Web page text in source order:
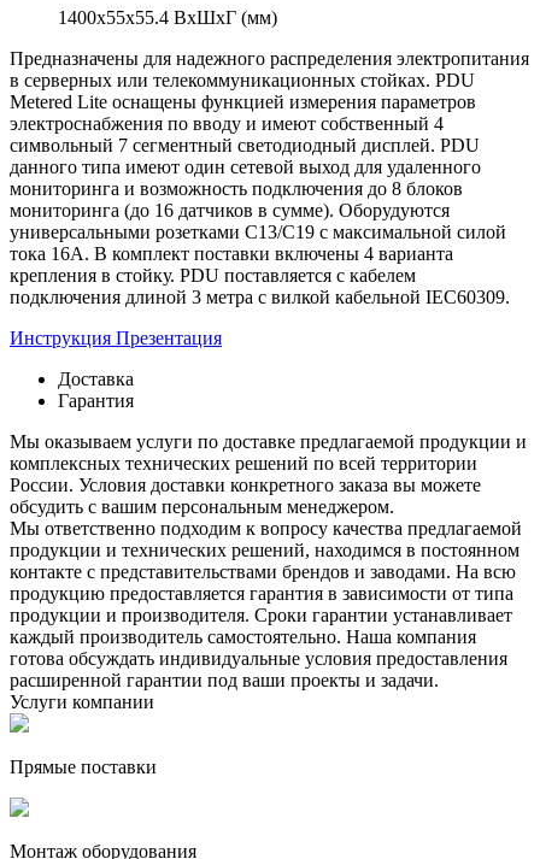
1400х55х55.4 ВхШхГ (мм)
Предназначены для надежного распределения электропитания
в серверных или телекоммуникационных стойках. PDU
Metered Lite оснащены функцией измерения параметров
электроснабжения по вводу и имеют собственный 4
символьный 7 сегментный светодиодный дисплей. PDU
данного типа имеют один сетевой выход для удаленного
мониторинга и возможность подключения до 8 блоков
мониторинга (до 16 датчиков в сумме). Оборудуются
универсальными розетками С13/С19 с максимальной силой
тока 16А. В комплект поставки включены 4 варианта
крепления в стойку. PDU поставляется с кабелем
подключения длиной 3 метра с вилкой кабельной IEC60309.
Инструкция Презентация
Доставка
Гарантия
Мы оказываем услуги по доставке предлагаемой продукции и
комплексных технических решений по всей территории
России. Условия доставки конкретного заказа вы можете
обсудить с вашим персональным менеджером.
Мы ответственно подходим к вопросу качества предлагаемой
продукции и технических решений, находимся в постоянном
контакте с представительствами брендов и заводами. На всю
продукцию предоставляется гарантия в зависимости от типа
продукции и производителя. Сроки гарантии устанавливает
каждый производитель самостоятельно. Наша компания
готова обсуждать индивидуальные условия предоставления
расширенной гарантии под ваши проекты и задачи.
Услуги компании
Прямые поставки
Монтаж оборудования